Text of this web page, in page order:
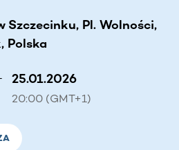
Szczecinku, Pl. Wolności,
Polska
25.01.2026
20:00 (GMT+1)